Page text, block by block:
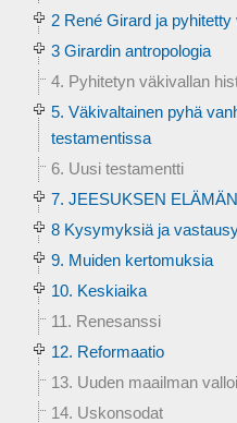
2 René Girard ja pyhitetty
3 Girardin antropologia
4. Pyhitetyn väkivallan
5. Väkivaltainen pyhä
testamentissa
6. Uusi testamentti
7. JEESUKSEN
8 Kysymyksiä ja
9. Muiden kertomuksia
10. Keskiaika
11. Renesanssi
12. Reformaatio
13. Uuden maailman
14. Uskonsodat